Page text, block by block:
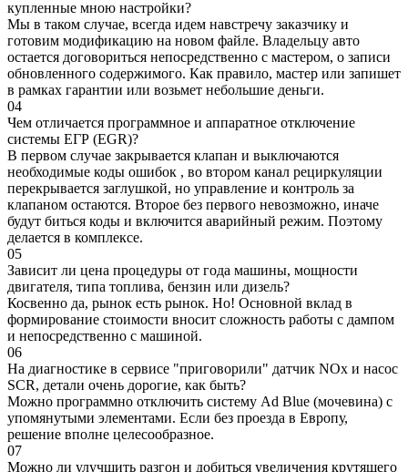
купленные мною настройки?
Мы в таком случае, всегда идем навстречу заказчику и
готовим модификацию на новом файле. Владельцу авто
остается договориться непосредственно с мастером, о записи
обновленного содержимого. Как правило, мастер или запишет
в рамках гарантии или возьмет небольшие деньги.
04
Чем отличается программное и аппаратное отключение
системы ЕГР (EGR)?
В первом случае закрывается клапан и выключаются
необходимые коды ошибок , во втором канал рециркуляции
перекрывается заглушкой, но управление и контроль за
клапаном остаются. Второе без первого невозможно, иначе
будут биться коды и включится аварийный режим. Поэтому
делается в комплексе.
05
Зависит ли цена процедуры от года машины, мощности
двигателя, типа топлива, бензин или дизель?
Косвенно да, рынок есть рынок. Но! Основной вклад в
формирование стоимости вносит сложность работы с дампом
и непосредственно с машиной.
06
На диагностике в сервисе "приговорили" датчик NOx и насос
SCR, детали очень дорогие, как быть?
Можно программно отключить систему Ad Blue (мочевина) с
упомянутыми элементами. Если без проезда в Европу,
решение вполне целесообразное.
07
Можно ли улучшить разгон и добиться увеличения крутящего